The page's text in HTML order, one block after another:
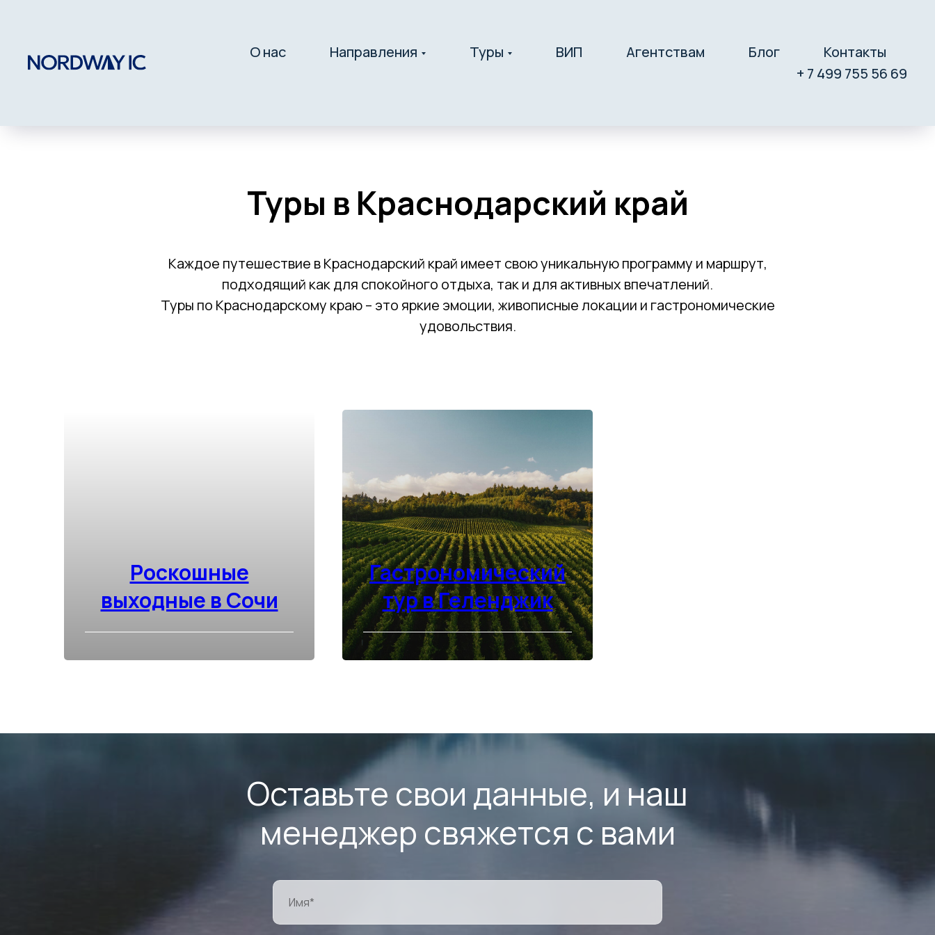
О нас Направления Туры ВИП Агентствам Блог
Контакты
+ 7 499 755 56 69
Туры в Краснодарский край
Каждое путешествие в Краснодарский край имеет свою уникальную программу и маршрут,
подходящий как для спокойного отдыха, так и для активных впечатлений.
Туры по Краснодарскому краю – это яркие эмоции, живописные локации и гастрономические
удовольствия.
Роскошные
выходные в Сочи
Гастрономический
тур в Геленджик
Оставьте свои данные, и наш
менеджер свяжется с вами